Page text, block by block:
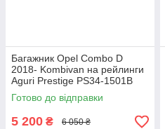
Багажник Opel Combo D
2018- Kombivan на рейлинги
Aguri Prestige PS34-1501B
Готово до відправки
5 200 ₴ 6 050 ₴